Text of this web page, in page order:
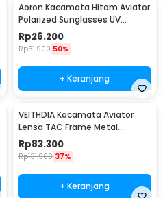
Aoron Kacamata Hitam Aviator
Polarized Sunglasses UV
Protection - RB2132
Rp26.200
Rp51.900 50%
+ Keranjang
VEITHDIA Kacamata Aviator
Lensa TAC Frame Metal
Polarized Sunglasses - V3088
Rp83.300
Rp131.900 37%
+ Keranjang